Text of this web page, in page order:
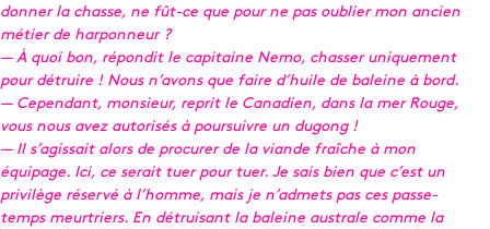
donner la chasse, ne fût-ce que pour ne pas oublier mon ancien
métier de harponneur ?
— À quoi bon, répondit le capitaine Nemo, chasser uniquement
pour détruire ! Nous n’avons que faire d’huile de baleine à bord.
— Cependant, monsieur, reprit le Canadien, dans la mer Rouge,
vous nous avez autorisés à poursuivre un dugong !
— Il s’agissait alors de procurer de la viande fraîche à mon
équipage. Ici, ce serait tuer pour tuer. Je sais bien que c’est un
privilège réservé à l’homme, mais je n’admets pas ces passe-
temps meurtriers. En détruisant la baleine australe comme la